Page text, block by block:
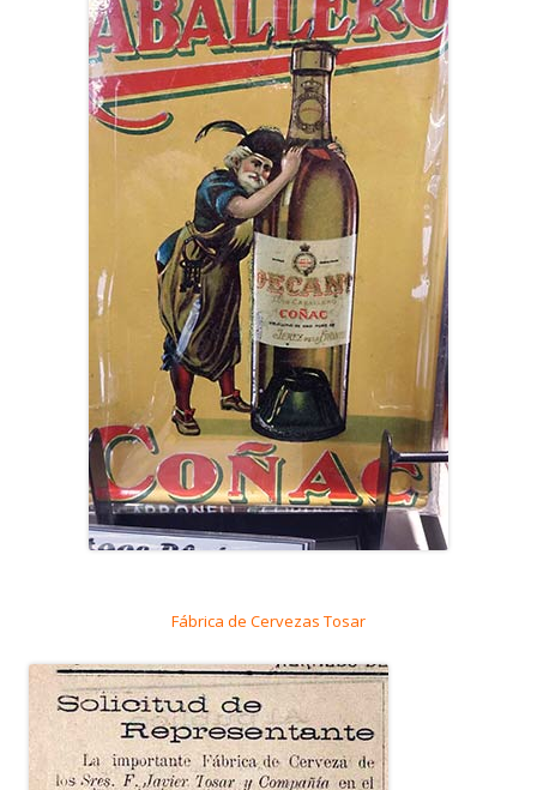
Fábrica de Cervezas Tosar